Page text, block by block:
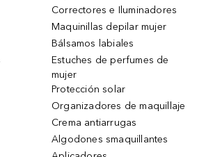
Correctores e Iluminadores
Maquinillas depilar mujer
Bálsamos labiales
Estuches de perfumes de
mujer
Protección solar
Organizadores de maquillaje
Crema antiarrugas
Algodones smaquillantes